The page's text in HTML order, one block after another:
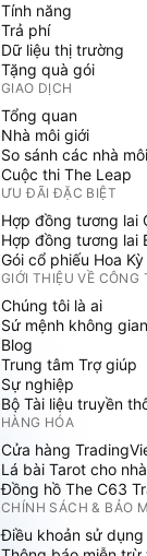
Tính năng
Trả phí
Dữ liệu thị trường
Tặng quà gói
GIAO DỊCH
Tổng quan
Nhà môi giới
So sánh các nhà
Cuộc thi The Leap
ƯU ĐÃI ĐẶC BIỆT
Hợp đồng tương lai
Hợp đồng tương lai
Gói cổ phiếu Hoa Kỳ
GIỚI THIỆU VỀ CÔNG
Chúng tôi là ai
Sứ mệnh không gian
Blog
Trung tâm Trợ giúp
Sự nghiệp
Bộ Tài liệu truyền
HÀNG HÓA
Cửa hàng
Lá bài Tarot cho
Đồng hồ The C63
CHÍNH SÁCH & BẢO
Điều khoản sử dụng